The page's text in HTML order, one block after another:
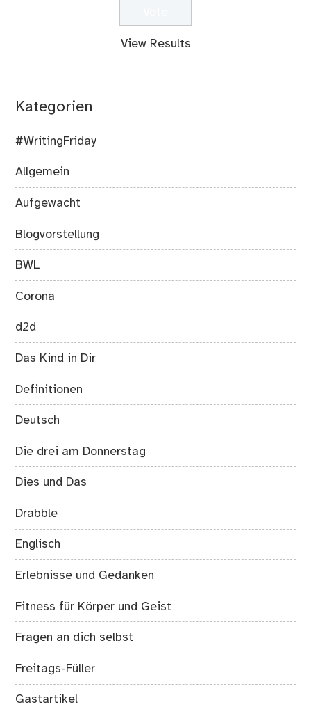
View Results
Kategorien
#WritingFriday
Allgemein
Aufgewacht
Blogvorstellung
BWL
Corona
d2d
Das Kind in Dir
Definitionen
Deutsch
Die drei am Donnerstag
Dies und Das
Drabble
Englisch
Erlebnisse und Gedanken
Fitness für Körper und Geist
Fragen an dich selbst
Freitags-Füller
Gastartikel